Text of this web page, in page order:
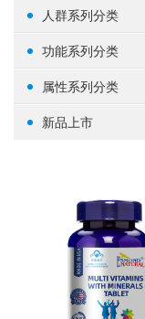
人群系列分类
女性健康
中老年健康
婴幼/儿童/青少年
功能系列分类
生殖健康
肠道健康
骨骼关节
美容养颜
矿物质
属性系列分类
基础营养
其他
新品上市